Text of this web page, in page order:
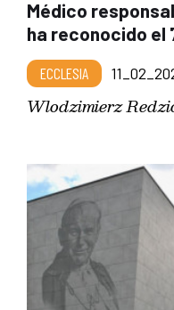
Médico
ha reconocido el
ECCLESIA
Wlodzimierz